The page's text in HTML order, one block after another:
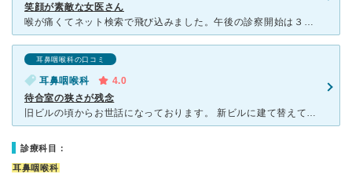
笑顔が素敵な女医さん
喉が痛くてネット検索で飛び込みました。午後の診察開始は３時からで ３時半に入り33番目。めちゃくちゃ混んでました。２時間待ちで診察は3分。QRコードと電話で何人まで診察が進んでいるのか？確認することが
耳鼻咽喉科の口コミ
耳鼻咽喉科
4.0
待合室の狭さが残念
旧ビルの頃からお世話になっております。 新ビルに建て替えてからは待合スペースが極端に狭くなり、エレベーターホールや外の駐輪場周りまで待っている人が溢れるようになってしまいました。 立ちっぱなしで赤
診療科目：
耳鼻咽喉科